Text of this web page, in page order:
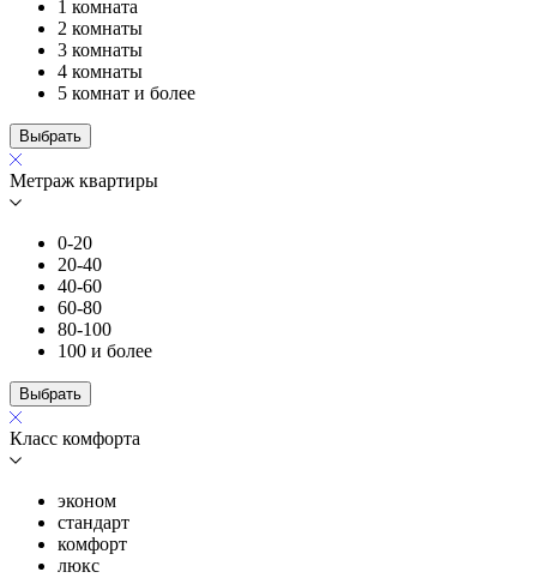
1 комната
2 комнаты
3 комнаты
4 комнаты
5 комнат и более
Выбрать
Метраж квартиры
0-20
20-40
40-60
60-80
80-100
100 и более
Выбрать
Класс комфорта
эконом
стандарт
комфорт
люкс